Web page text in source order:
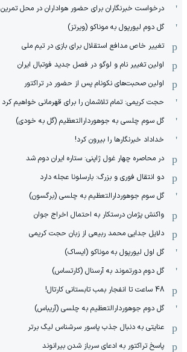
درخواست خبرنگاران برای حضور هواداران در محل تمرین
گل دوم لیورپول به موناکو (ویرتز)
تغییر خاص مدافع استقلال برای بازی در تیم ملی
اولین تغییر نام و لوگو در فصل جدید فوتبال ایران
اولین صحبت‌های نکونام پس از حضور در تراکتور
حجت کریمی: تمام تلاشمان را برای قهرمانی خواهیم کرد
گل سوم چلسی به جوهوردارالتعظیم (گل به خودی)
خداداد خبرنگارها را بیرون کرد!
در محاصره چهار غول ژاپنی: ستاره ایران دوم شد
دو انتقال فوری و بزرگ: بارسلونا عجله دارد
گل سوم جوهوردارالتعظیم به چلسی (برگسون)
واکنش پژمان درستکار به احتمال اخراج جوان
دلایل جدایی محمد ربیعی از زبان حجت کریمی
گل اول لیورپول به موناکو (ایساک)
گل دوم دورتموند به آرسنال (کارتساس)
48 ساعت تا انفجار بمب تابستانی کارتال!
گل دوم جوهوردارالتعظیم به چلسی (آریباس)
عنایتی به دنبال جذب پاسور سرشناس لیگ برتر
پاسخ تراکتور به ادعای سرباز شدن بیرانوند